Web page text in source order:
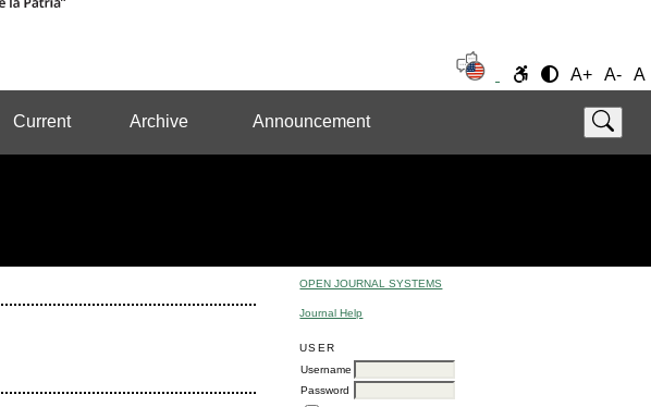
A+ A- A
Current Archive Announcement
OPEN JOURNAL SYSTEMS
Journal Help
USER
Username
Password